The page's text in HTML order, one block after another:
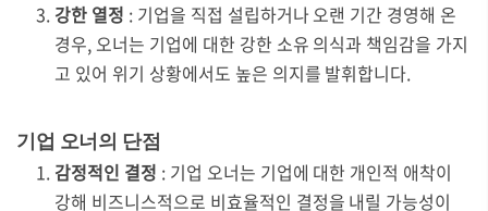
강한 열정 : 기업을 직접 설립하거나 오랜 기간 경영해 온
경우, 오너는 기업에 대한 강한 소유 의식과 책임감을 가지
고 있어 위기 상황에서도 높은 의지를 발휘합니다.
기업 오너의 단점
감정적인 결정 : 기업 오너는 기업에 대한 개인적 애착이
강해 비즈니스적으로 비효율적인 결정을 내릴 가능성이